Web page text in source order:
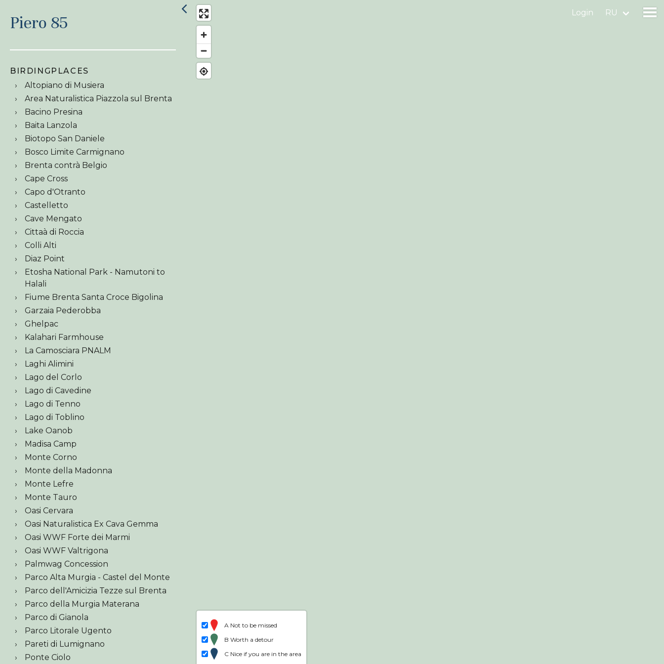
Login RU
Piero 85
BIRDINGPLACES
Altopiano di Musiera
Area Naturalistica Piazzola sul Brenta
Bacino Presina
Baita Lanzola
Biotopo San Daniele
Bosco Limite Carmignano
Brenta contrà Belgio
Cape Cross
Capo d'Otranto
Castelletto
Cave Mengato
Cittaà di Roccia
Colli Alti
Diaz Point
Etosha National Park - Namutoni to
Halali
Fiume Brenta Santa Croce Bigolina
Garzaia Pederobba
Ghelpac
Kalahari Farmhouse
La Camosciara PNALM
Laghi Alimini
Lago del Corlo
Lago di Cavedine
Lago di Tenno
Lago di Toblino
Lake Oanob
Madisa Camp
Monte Corno
Monte della Madonna
Monte Lefre
Monte Tauro
Oasi Cervara
Oasi Naturalistica Ex Cava Gemma
Oasi WWF Forte dei Marmi
Oasi WWF Valtrigona
Palmwag Concession
Parco Alta Murgia - Castel del Monte
Parco dell'Amicizia Tezze sul Brenta
Parco della Murgia Materana
Parco di Gianola
Parco Litorale Ugento
Pareti di Lumignano
Ponte Ciolo
A Not to be missed
B Worth a detour
C Nice if you are in the area